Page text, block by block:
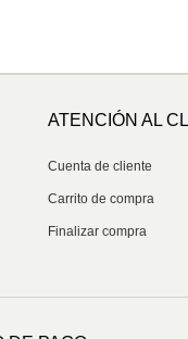
ATENCIÓN AL
Cuenta de cliente
Carrito de compra
Finalizar compra